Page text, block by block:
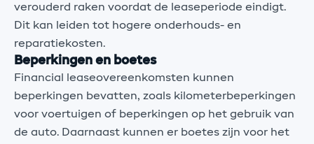
verouderd raken voordat de leaseperiode eindigt.
Dit kan leiden tot hogere onderhouds- en
reparatiekosten.
Beperkingen en boetes
Financial leaseovereenkomsten kunnen
beperkingen bevatten, zoals kilometerbeperkingen
voor voertuigen of beperkingen op het gebruik van
de auto. Daarnaast kunnen er boetes zijn voor het